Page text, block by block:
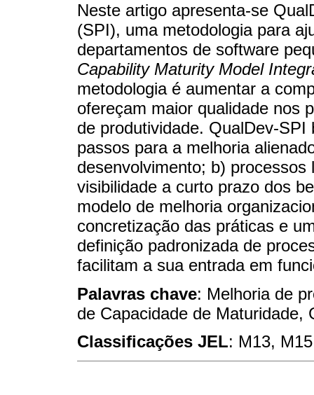
Neste artigo apresenta-se
(SPI), uma metodologia para
departamentos de software
Capability Maturity Model
metodologia é aumentar a
ofereçam maior qualidade nos
de produtividade. QualDev-
passos para a melhoria
desenvolvimento; b)
visibilidade a curto prazo dos
modelo de melhoria
concretização das práticas e
definição padronizada de
facilitam a sua entrada em
Palavras chave: Melhoria de
de Capacidade de Maturidade,
Classificações JEL: M13,